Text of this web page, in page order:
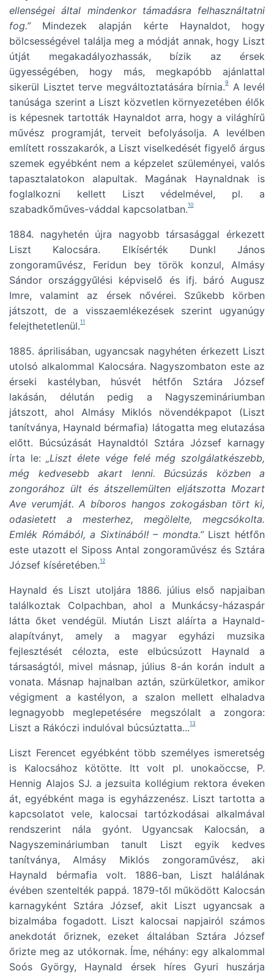
ellenségei által mindenkor támadásra felhasználtatni
fog.”Mindezek alapján kérte Haynaldot, hogy
bölcsességével találja meg a módját annak, hogy Liszt
útját megakadályozhassák, bízik az érsek
ügyességében, hogy más, megkapóbb ajánlattal
sikerül Lisztet terve megváltoztatására bírnia.9
A levél
tanúsága szerint a Liszt közvetlen környezetében élők
is képesnek tartották Haynaldot arra, hogy a világhírű
művész programját, terveit befolyásolja. A levélben
említett rosszakarók, a Liszt viselkedését figyelő árgus
szemek egyébként nem a képzelet szüleményei, valós
tapasztalatokon alapultak. Magának Haynaldnak is
foglalkozni kellett Liszt védelmével, pl. a
szabadkőműves-váddal kapcsolatban.10
1884. nagyhetén újra nagyobb társasággal érkezett
Liszt Kalocsára. Elkísérték Dunkl János
zongoraművész, Feridun bey török konzul, Almásy
Sándor országgyűlési képviselő és ifj. báró Augusz
Imre, valamint az érsek nővérei. Szűkebb körben
játszott, de a visszaemlékezések szerint ugyanúgy
felejthetetlenül.11
1885. áprilisában, ugyancsak nagyhéten érkezett Liszt
utolsó alkalommal Kalocsára. Nagyszombaton este az
érseki kastélyban, húsvét hétfőn Sztára József
lakásán, délután pedig a Nagyszemináriumban
játszott, ahol Almásy Miklós növendékpapot (Liszt
tanítványa, Haynald bérmafia) látogatta meg elutazása
előtt. Búcsúzását Haynaldtól Sztára József karnagy
írta le:„Liszt élete vége felé még szolgálatkészebb,
még kedvesebb akart lenni. Búcsúzás közben a
zongorához ült és átszellemülten eljátszotta Mozart
Ave verumját. A bíboros hangos zokogásban tört ki,
odasietett a mesterhez, megölelte, megcsókolta.
Emlék Rómából, a Sixtinából! – mondta.”Liszt hétfőn
este utazott el Siposs Antal zongoraművész és Sztára
József kíséretében.12
Haynald és Liszt utoljára 1886. július első napjaiban
találkoztak Colpachban, ahol a Munkácsy-házaspár
látta őket vendégül. Miután Liszt aláírta a Haynald-
alapítványt, amely a magyar egyházi muzsika
fejlesztését célozta, este elbúcsúzott Haynald a
társaságtól, mivel másnap, július 8-án korán indult a
vonata. Másnap hajnalban aztán, szürkületkor, amikor
végigment a kastélyon, a szalon mellett elhaladva
legnagyobb meglepetésére megszólalt a zongora:
Liszt a Rákóczi indulóval búcsúztatta...13
Liszt Ferencet egyébként több személyes ismeretség
is Kalocsához kötötte. Itt volt pl. unokaöccse, P.
Hennig Alajos SJ. a jezsuita kollégium rektora éveken
át, egyébként maga is egyházzenész. Liszt tartotta a
kapcsolatot vele, kalocsai tartózkodásai alkalmával
rendszerint nála gyónt. Ugyancsak Kalocsán, a
Nagyszemináriumban tanult Liszt egyik kedves
tanítványa, Almásy Miklós zongoraművész, aki
Haynald bérmafia volt. 1886-ban, Liszt halálának
évében szentelték pappá. 1879-től működött Kalocsán
karnagyként Sztára József, akit Liszt ugyancsak a
bizalmába fogadott. Liszt kalocsai napjairól számos
anekdotát őriznek, ezeket általában Sztára József
őrizte meg az utókornak. Íme, néhány: egy alkalommal
Soós György, Haynald érsek híres Gyuri huszárja